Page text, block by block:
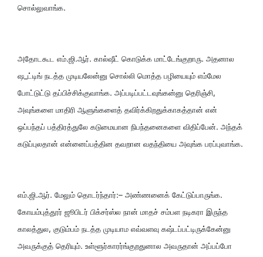
சொல்லுவாங்க.
அதோடகூட எம்.ஜி.ஆர். கால்ஷீட் கொடுக்க மாட்டேங்குறாரு. அதனால
ஷ_ட்டிங் நடத்த முடியலேன்னு சொல்லி மொத்த பழியையும் எம்மேல
போட்டுட்டு தப்பிச்சிக்குவாங்க. அப்படிப்பட்டவுங்கன்னு தெரிஞ்சி,
அவுங்களை மாதிரி ஆளுங்களைத் தவிர்க்கிறதுக்காகத்தான் என்
ஒப்பந்தப் பத்திரத்துலே கடுமையான நிபந்தனைகளை விதிப்பேன். அந்தக்
கடுப்புலதான் என்னைப்பத்தின தவறான வதந்தியை அவுங்க பரப்புவாங்க.
எம்.ஜி.ஆர். மேலும் தொடர்ந்தார்:– அண்ணனைக் கேட்டுப்பாருங்க.
கோயம்புத்தூர் ஜூபிடர் பிக்சர்ஸ்ல நான் மாதச் சம்பள நடிகரா இருந்த
காலத்துல, குடும்பம் நடத்த முடியாம எவ்வளவு கஷ்டப்பட்டிருக்கேன்னு
அவருக்குத் தெரியும். உள்ளூர்காரர்ங்குறதுனால அவருதான் அப்பப்போ